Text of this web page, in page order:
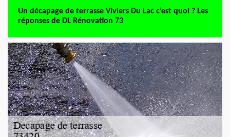
Un décapage de terrasse Viviers Du Lac c’est quoi ? Les
réponses de DL Rénovation 73